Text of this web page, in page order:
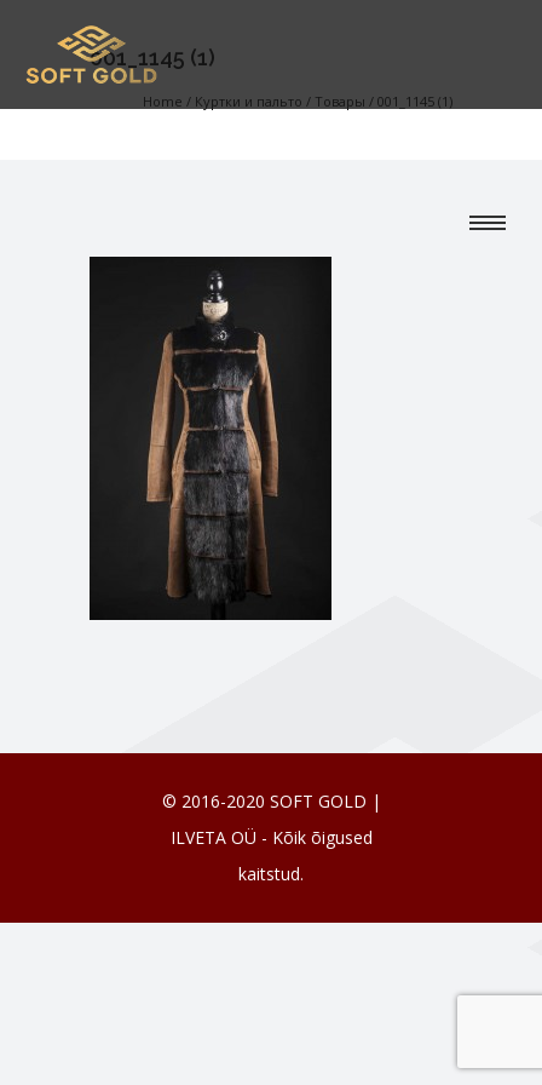
001_1145 (1)
Home / Куртки и пальто / Товары / 001_1145 (1)
© 2016-2020 SOFT GOLD |
ILVETA OÜ - Kõik õigused
kaitstud.